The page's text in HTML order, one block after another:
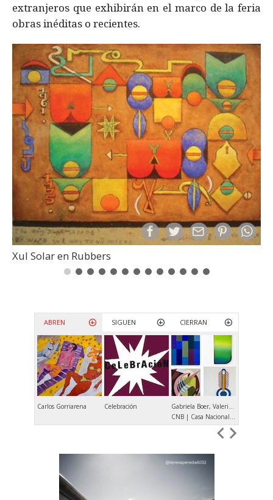
extranjeros que exhibirán en el marco de la feria
obras inéditas o recientes.
Xul Solar en Rubbers
ABREN SIGUEN CIERRAN
Carlos Gorriarena Celebración
Gabriela Boer, Valeria Calvo, Verónica Di Toro, María Elisa Luna
CNB | Casa Nacional del Bicentenario